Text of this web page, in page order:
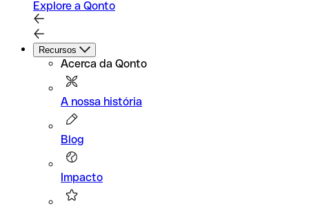
Explore a Qonto
Recursos
Acerca da Qonto
A nossa história
Blog
Impacto